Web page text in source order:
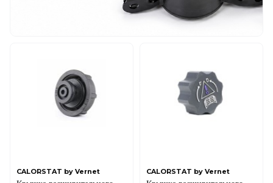
CALORSTAT by Vernet CALORSTAT by Vernet